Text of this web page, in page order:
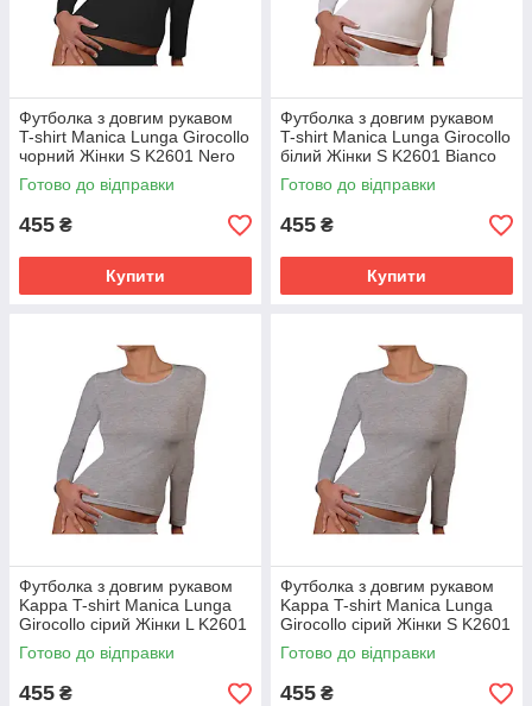
Футболка з довгим рукавом
T-shirt Manica Lunga Girocollo
чорний Жінки S K2601 Nero
Готово до відправки
455 ₴
Купити
Футболка з довгим рукавом
T-shirt Manica Lunga Girocollo
білий Жінки S K2601 Bianco
Готово до відправки
455 ₴
Купити
Футболка з довгим рукавом
Kappa T-shirt Manica Lunga
Girocollo сірий Жінки L K2601
GrigioUnito
Готово до відправки
455 ₴
Футболка з довгим рукавом
Kappa T-shirt Manica Lunga
Girocollo сірий Жінки S K2601
GrigioUnito
Готово до відправки
455 ₴